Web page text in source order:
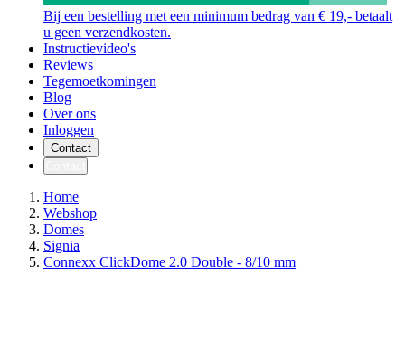
Bij een bestelling met een minimum bedrag van € 19,- betaalt
u geen verzendkosten.
Instructievideo's
Reviews
Tegemoetkomingen
Blog
Over ons
Inloggen
Contact
Home
Webshop
Domes
Signia
Connexx ClickDome 2.0 Double - 8/10 mm